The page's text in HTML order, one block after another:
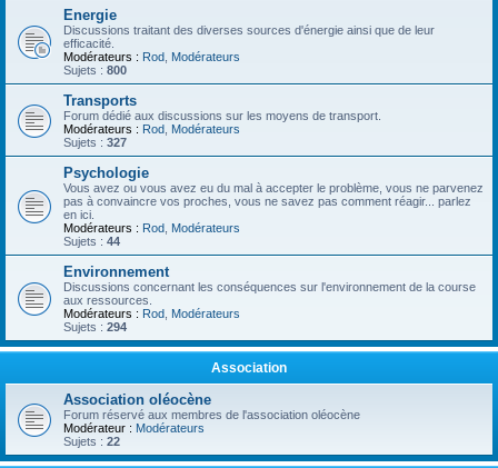
Energie
Discussions traitant des diverses sources d'énergie ainsi que de leur
efficacité.
Modérateurs : Rod Modérateurs
Sujets : 800
Transports
Forum dédié aux discussions sur les moyens de transport.
Modérateurs : Rod Modérateurs
Sujets : 327
Psychologie
Vous avez ou vous avez eu du mal à accepter le problème, vous ne parvenez
pas à convaincre vos proches, vous ne savez pas comment réagir... parlez
en ici.
Modérateurs : Rod Modérateurs
Sujets : 44
Environnement
Discussions concernant les conséquences sur l'environnement de la course
aux ressources.
Modérateurs : Rod Modérateurs
Sujets : 294
Association
Association oléocène
Forum réservé aux membres de l'association oléocène
Modérateur : Modérateurs
Sujets : 22